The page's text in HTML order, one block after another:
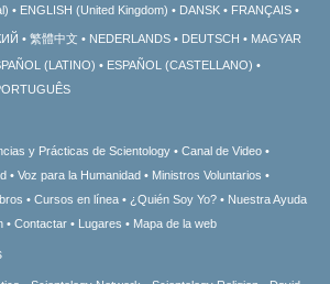
ENGLISH (United Kingdom) DANSK FRANÇAIS
繁體中文 NEDERLANDS DEUTSCH
MAGYAR
(LATINO)
ESPAÑOL (CASTELLANO)
y Prácticas de Scientology
Canal de Video
Voz para la Humanidad
Ministros Voluntarios
Cursos en línea ¿Quién Soy Yo?
Nuestra Ayuda
Contactar Lugares Mapa de la web